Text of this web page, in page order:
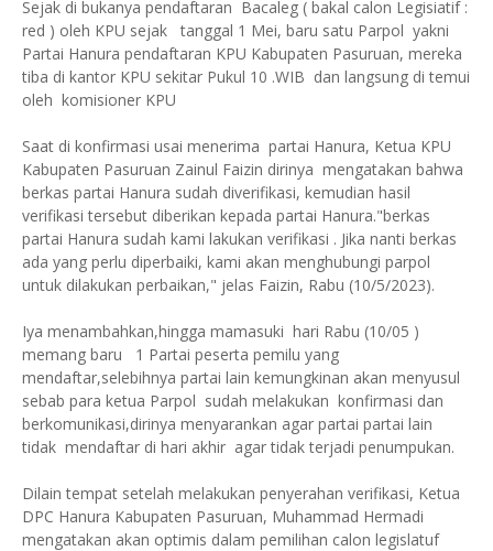
Sejak di bukanya pendaftaran Bacaleg ( bakal calon Legisiatif :
red ) oleh KPU sejak tanggal 1 Mei, baru satu Parpol yakni
Partai Hanura pendaftaran KPU Kabupaten Pasuruan, mereka
tiba di kantor KPU sekitar Pukul 10 .WIB dan langsung di temui
oleh komisioner KPU
Saat di konfirmasi usai menerima partai Hanura, Ketua KPU
Kabupaten Pasuruan Zainul Faizin dirinya mengatakan bahwa
berkas partai Hanura sudah diverifikasi, kemudian hasil
verifikasi tersebut diberikan kepada partai Hanura."berkas
partai Hanura sudah kami lakukan verifikasi . Jika nanti berkas
ada yang perlu diperbaiki, kami akan menghubungi parpol
untuk dilakukan perbaikan," jelas Faizin, Rabu (10/5/2023).
Iya menambahkan,hingga mamasuki hari Rabu (10/05 )
memang baru 1 Partai peserta pemilu yang
mendaftar,selebihnya partai lain kemungkinan akan menyusul
sebab para ketua Parpol sudah melakukan konfirmasi dan
berkomunikasi,dirinya menyarankan agar partai partai lain
tidak mendaftar di hari akhir agar tidak terjadi penumpukan.
Dilain tempat setelah melakukan penyerahan verifikasi, Ketua
DPC Hanura Kabupaten Pasuruan, Muhammad Hermadi
mengatakan akan optimis dalam pemilihan calon legislatuf